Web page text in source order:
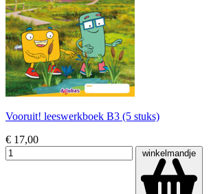
Vooruit! leeswerkboek B3 (5 stuks)
€ 17,00
winkelmandje